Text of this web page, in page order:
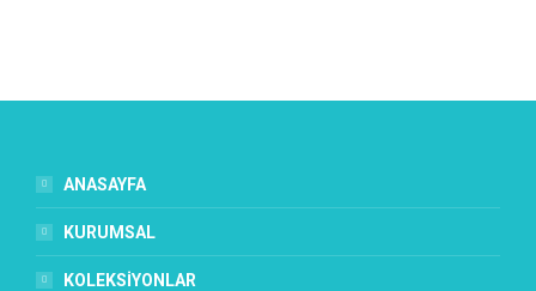
ANASAYFA
KURUMSAL
KOLEKSİYONLAR